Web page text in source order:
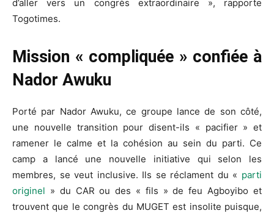
d’aller vers un congrès extraordinaire », rapporte
Togotimes.
Mission « compliquée » confiée à
Nador Awuku
Porté par Nador Awuku, ce groupe lance de son côté,
une nouvelle transition pour disent-ils « pacifier » et
ramener le calme et la cohésion au sein du parti. Ce
camp a lancé une nouvelle initiative qui selon les
membres, se veut inclusive. Ils se réclament du « parti
originel » du CAR ou des « fils » de feu Agboyibo et
trouvent que le congrès du MUGET est insolite puisque,